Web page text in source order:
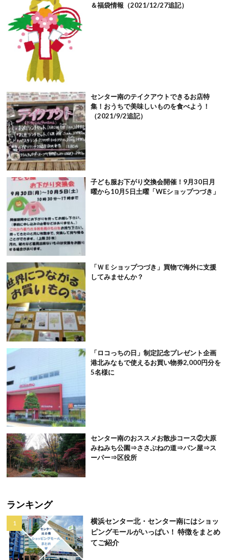
＆福袋情報（2021/12/27追記）
センター南のテイクアウトできるお店特
集！おうちで美味しいものを食べよう！
（2021/9/2追記）
子ども服お下がり交換会開催！9月30日月
曜から10月5日土曜「WEショップつづき」
「ＷＥショップつづき」買物で海外に支援
してみませんか？
「ロコっちの日」制定記念プレゼント企画
港北みなもで使えるお買い物券2,000円分を
5名様に
センター南のおススメお散歩コース②大原
みねみち公園⇒ささぶねの道⇒パン屋⇒ス
ーパー⇒区役所
ランキング
横浜センター北・センター南にはショッ
ピングモールがいっぱい！ 特徴をまとめ
てご紹介